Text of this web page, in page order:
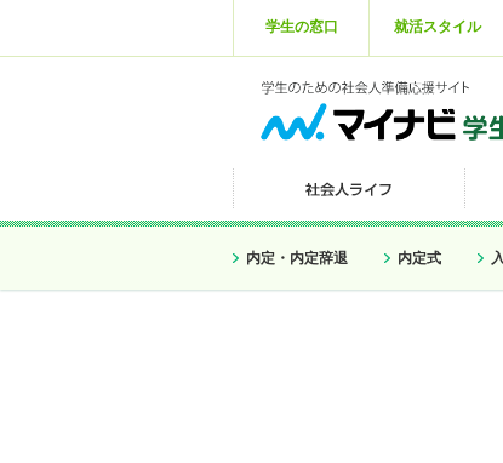
学生の窓口 就活スタイル
内定・内定辞退 内定式